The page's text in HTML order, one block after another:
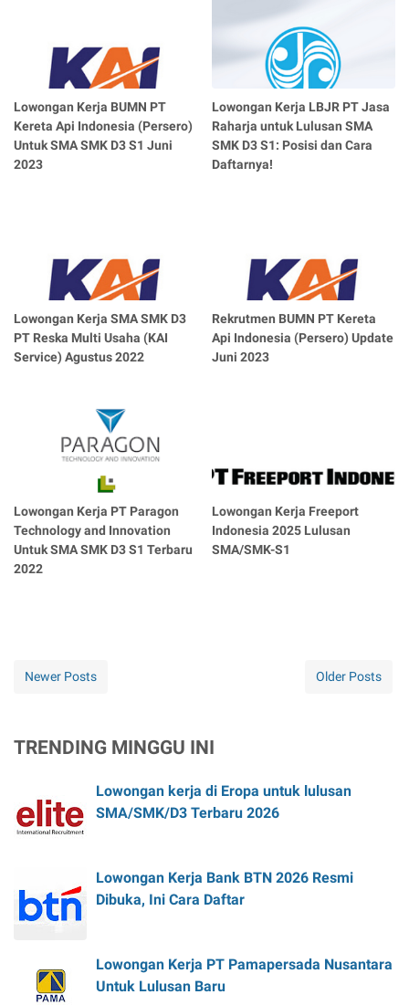
Lowongan Kerja BUMN PT
Kereta Api Indonesia (Persero)
Untuk SMA SMK D3 S1 Juni
2023
Lowongan Kerja LBJR PT Jasa
Raharja untuk Lulusan SMA
SMK D3 S1: Posisi dan Cara
Daftarnya!
Lowongan Kerja SMA SMK D3
PT Reska Multi Usaha (KAI
Service) Agustus 2022
Rekrutmen BUMN PT Kereta
Api Indonesia (Persero) Update
Juni 2023
Lowongan Kerja PT Paragon
Technology and Innovation
Untuk SMA SMK D3 S1 Terbaru
2022
Lowongan Kerja Freeport
Indonesia 2025 Lulusan
SMA/SMK-S1
Newer Posts Older Posts
TRENDING MINGGU INI
Lowongan kerja di Eropa untuk lulusan
SMA/SMK/D3 Terbaru 2026
Lowongan Kerja Bank BTN 2026 Resmi
Dibuka, Ini Cara Daftar
Lowongan Kerja PT Pamapersada Nusantara
Untuk Lulusan Baru